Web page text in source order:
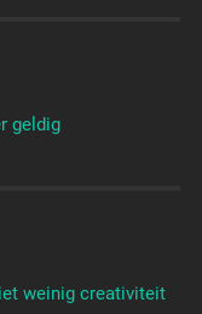
geldig
weinig creativiteit